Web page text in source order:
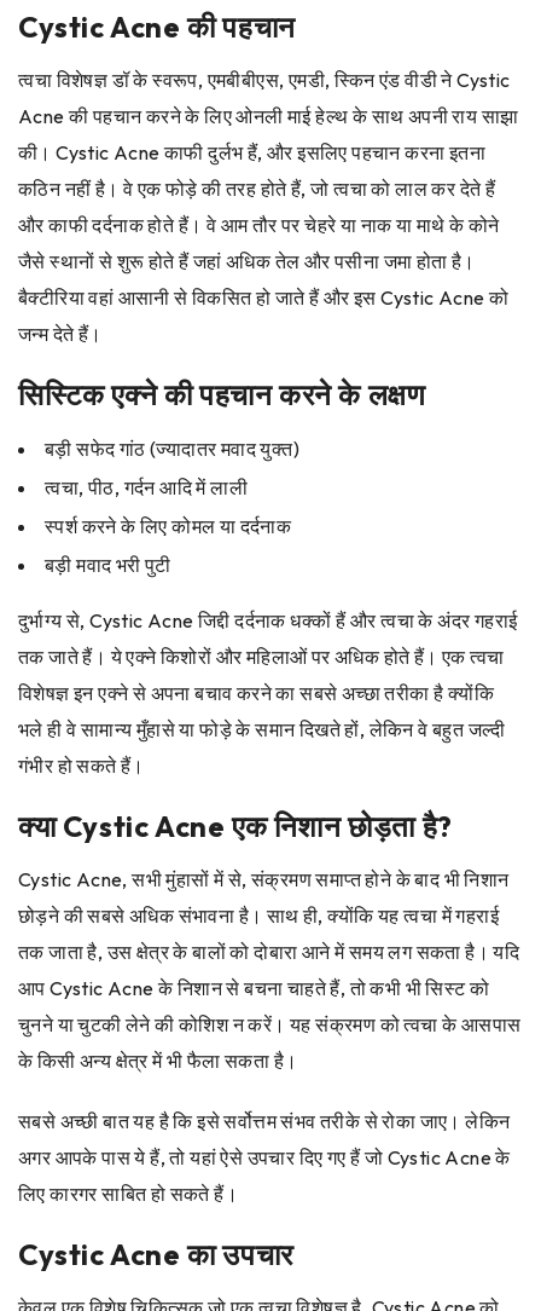
Cystic Acne की पहचान
त्वचा विशेषज्ञ डॉ के स्वरूप, एमबीबीएस, एमडी, स्किन एंड वीडी ने Cystic
Acne की पहचान करने के लिए ओनली माई हेल्थ के साथ अपनी राय साझा
की। Cystic Acne काफी दुर्लभ हैं, और इसलिए पहचान करना इतना
कठिन नहीं है। वे एक फोड़े की तरह होते हैं, जो त्वचा को लाल कर देते हैं
और काफी दर्दनाक होते हैं। वे आम तौर पर चेहरे या नाक या माथे के कोने
जैसे स्थानों से शुरू होते हैं जहां अधिक तेल और पसीना जमा होता है।
बैक्टीरिया वहां आसानी से विकसित हो जाते हैं और इस Cystic Acne को
जन्म देते हैं।
सिस्टिक एक्ने की पहचान करने के लक्षण
बड़ी सफेद गांठ (ज्यादातर मवाद युक्त)
त्वचा, पीठ, गर्दन आदि में लाली
स्पर्श करने के लिए कोमल या दर्दनाक
बड़ी मवाद भरी पुटी
दुर्भाग्य से, Cystic Acne जिद्दी दर्दनाक धक्कों हैं और त्वचा के अंदर गहराई
तक जाते हैं। ये एक्ने किशोरों और महिलाओं पर अधिक होते हैं। एक त्वचा
विशेषज्ञ इन एक्ने से अपना बचाव करने का सबसे अच्छा तरीका है क्योंकि
भले ही वे सामान्य मुँहासे या फोड़े के समान दिखते हों, लेकिन वे बहुत जल्दी
गंभीर हो सकते हैं।
क्या Cystic Acne एक निशान छोड़ता है?
Cystic Acne, सभी मुंहासों में से, संक्रमण समाप्त होने के बाद भी निशान
छोड़ने की सबसे अधिक संभावना है। साथ ही, क्योंकि यह त्वचा में गहराई
तक जाता है, उस क्षेत्र के बालों को दोबारा आने में समय लग सकता है। यदि
आप Cystic Acne के निशान से बचना चाहते हैं, तो कभी भी सिस्ट को
चुनने या चुटकी लेने की कोशिश न करें। यह संक्रमण को त्वचा के आसपास
के किसी अन्य क्षेत्र में भी फैला सकता है।
सबसे अच्छी बात यह है कि इसे सर्वोत्तम संभव तरीके से रोका जाए। लेकिन
अगर आपके पास ये हैं, तो यहां ऐसे उपचार दिए गए हैं जो Cystic Acne के
लिए कारगर साबित हो सकते हैं।
Cystic Acne का उपचार